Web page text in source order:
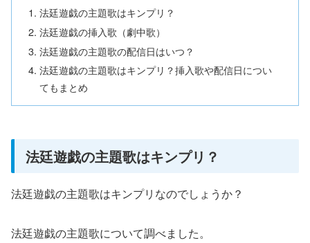
法廷遊戯の主題歌はキンプリ？
法廷遊戯の挿入歌（劇中歌）
法廷遊戯の主題歌の配信日はいつ？
法廷遊戯の主題歌はキンプリ？挿入歌や配信日につい
てもまとめ
法廷遊戯の主題歌はキンプリ？
法廷遊戯の主題歌はキンプリなのでしょうか？
法廷遊戯の主題歌について調べました。